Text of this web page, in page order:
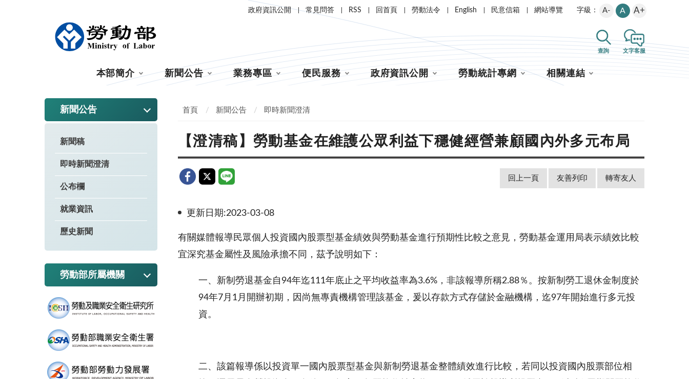
政府資訊公開 常見問答 RSS 回首頁 勞動法令 English 民意信箱 網站導覽 字級： A- A A+
查詢 文字客服
本部簡介 新聞公告 業務專區 便民服務 政府資訊公開 勞動統計專網 相關連結
新聞公告
新聞稿
即時新聞澄清
公布欄
就業資訊
歷史新聞
勞動部所屬機關
首頁 新聞公告 即時新聞澄清
【澄清稿】勞動基金在維護公眾利益下穩健經營兼顧國內外多元布局
回上一頁 友善列印 轉寄友人
更新日期:2023-03-08
有關媒體報導民眾個人投資國內股票型基金績效與勞動基金進行預期性比較之意見，勞動基金運用局表示績效比較
宜深究基金屬性及風險承擔不同，茲予說明如下：
一、新制勞退基金自94年迄111年底止之平均收益率為3.6%，非該報導所稱2.88％。按新制勞工退休金制度於
94年7月1月開辦初期，因尚無專責機構管理該基金，爰以存款方式存儲於金融機構，迄97年開始進行多元投
資。
二、該篇報導係以投資單一國內股票型基金與新制勞退基金整體績效進行比較，若同以投資國內股票部位相